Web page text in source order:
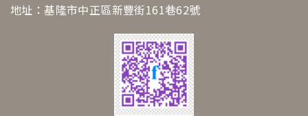
地址：基隆市中正區新豐街161巷62號